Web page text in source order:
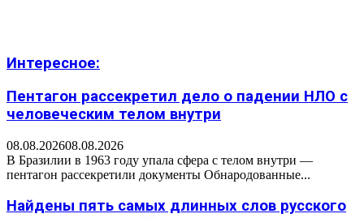
Интересное:
Пентагон рассекретил дело о падении НЛО с
человеческим телом внутри
08.08.202608.08.2026
В Бразилии в 1963 году упала сфера с телом внутри —
пентагон рассекретили документы Обнародованные...
Найдены пять самых длинных слов русского